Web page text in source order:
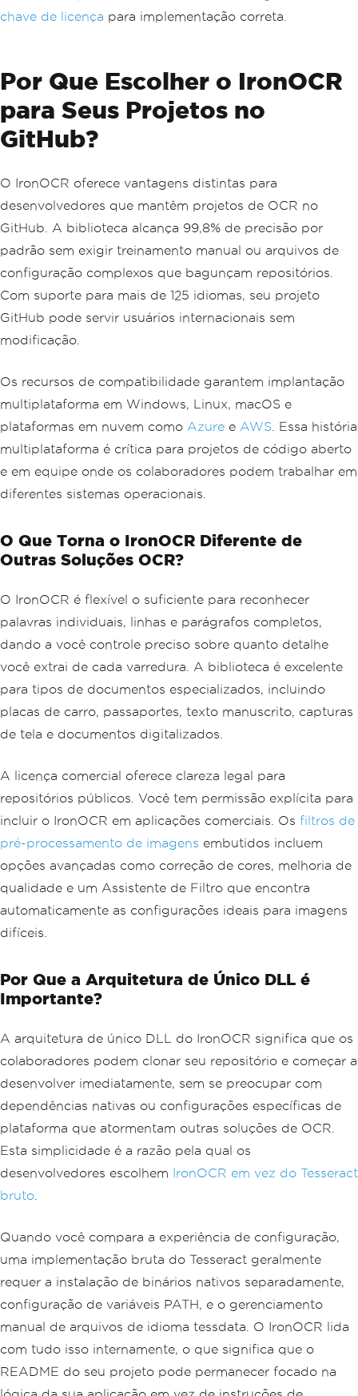
chave de licença para implementação correta.
Por Que Escolher o IronOCR
para Seus Projetos no
GitHub?
O IronOCR oferece vantagens distintas para
desenvolvedores que mantêm projetos de OCR no
GitHub. A biblioteca alcança 99,8% de precisão por
padrão sem exigir treinamento manual ou arquivos de
configuração complexos que bagunçam repositórios.
Com suporte para mais de 125 idiomas, seu projeto
GitHub pode servir usuários internacionais sem
modificação.
Os recursos de compatibilidade garantem implantação
multiplataforma em Windows, Linux, macOS e
plataformas em nuvem como Azure e AWS . Essa história
multiplataforma é crítica para projetos de código aberto
e em equipe onde os colaboradores podem trabalhar em
diferentes sistemas operacionais.
O Que Torna o IronOCR Diferente de
Outras Soluções OCR?
O IronOCR é flexível o suficiente para reconhecer
palavras individuais, linhas e parágrafos completos,
dando a você controle preciso sobre quanto detalhe
você extrai de cada varredura. A biblioteca é excelente
para tipos de documentos especializados, incluindo
placas de carro, passaportes, texto manuscrito, capturas
de tela e documentos digitalizados.
A licença comercial oferece clareza legal para
repositórios públicos. Você tem permissão explícita para
incluir o IronOCR em aplicações comerciais. Os filtros de
pré-processamento de imagens embutidos incluem
opções avançadas como correção de cores, melhoria de
qualidade e um Assistente de Filtro que encontra
automaticamente as configurações ideais para imagens
difíceis.
Por Que a Arquitetura de Único DLL é
Importante?
A arquitetura de único DLL do IronOCR significa que os
colaboradores podem clonar seu repositório e começar a
desenvolver imediatamente, sem se preocupar com
dependências nativas ou configurações específicas de
plataforma que atormentam outras soluções de OCR.
Esta simplicidade é a razão pela qual os
desenvolvedores escolhem IronOCR em vez do Tesseract
bruto
Quando você compara a experiência de configuração,
uma implementação bruta do Tesseract geralmente
requer a instalação de binários nativos separadamente,
configuração de variáveis PATH, e o gerenciamento
manual de arquivos de idioma tessdata. O IronOCR lida
com tudo isso internamente, o que significa que o
README do seu projeto pode permanecer focado na